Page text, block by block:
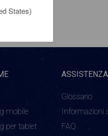
mobile
per tablet
ASSISTENZA
Glossario
Informazioni
FAQ
States)